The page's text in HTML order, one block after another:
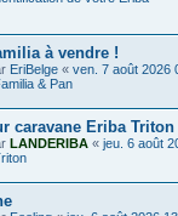
à vendre !
EriBelge « ven. 7 août 2026
& Pan
caravane Eriba Triton
LANDERIBA « jeu. 6 août